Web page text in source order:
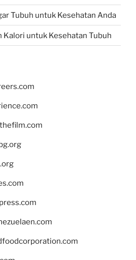
Tubuh untuk Kesehatan Anda
Kalori untuk Kesehatan Tubuh